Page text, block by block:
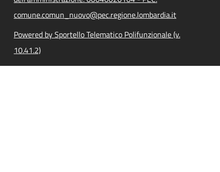
comune.comun_nuovo@pec.regione.lombardia.it
Powered by Sportello Telematico Polifunzionale (v.
10.41.2)